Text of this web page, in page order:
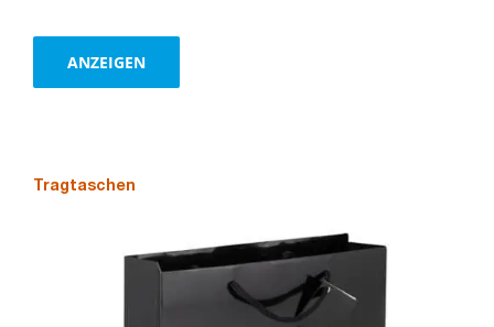
ANZEIGEN
Tragtaschen